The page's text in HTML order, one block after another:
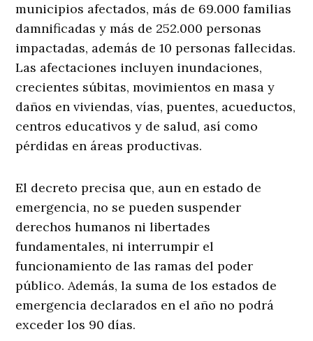
municipios afectados, más de 69.000 familias
damnificadas y más de 252.000 personas
impactadas, además de 10 personas fallecidas.
Las afectaciones incluyen inundaciones,
crecientes súbitas, movimientos en masa y
daños en viviendas, vías, puentes, acueductos,
centros educativos y de salud, así como
pérdidas en áreas productivas.
El decreto precisa que, aun en estado de
emergencia, no se pueden suspender
derechos humanos ni libertades
fundamentales, ni interrumpir el
funcionamiento de las ramas del poder
público. Además, la suma de los estados de
emergencia declarados en el año no podrá
exceder los 90 días.